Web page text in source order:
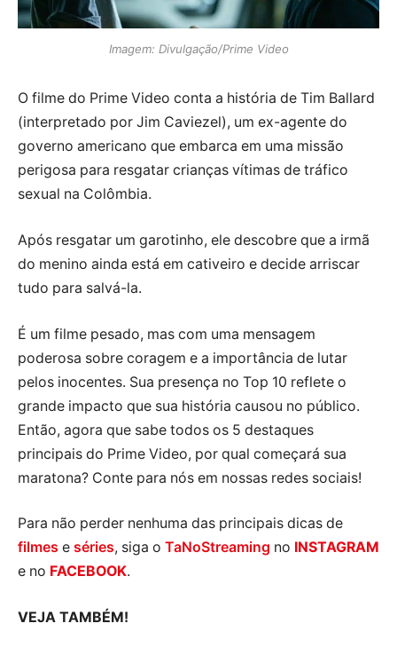
Imagem: Divulgação/Prime Video
O filme do Prime Video conta a história de Tim Ballard
(interpretado por Jim Caviezel), um ex-agente do
governo americano que embarca em uma missão
perigosa para resgatar crianças vítimas de tráfico
sexual na Colômbia.
Após resgatar um garotinho, ele descobre que a irmã
do menino ainda está em cativeiro e decide arriscar
tudo para salvá-la.
É um filme pesado, mas com uma mensagem
poderosa sobre coragem e a importância de lutar
pelos inocentes. Sua presença no Top 10 reflete o
grande impacto que sua história causou no público.
Então, agora que sabe todos os 5 destaques
principais do Prime Video, por qual começará sua
maratona? Conte para nós em nossas redes sociais!
Para não perder nenhuma das principais dicas de
filmes e séries, siga o TaNoStreaming no INSTAGRAM
e no FACEBOOK.
VEJA TAMBÉM!